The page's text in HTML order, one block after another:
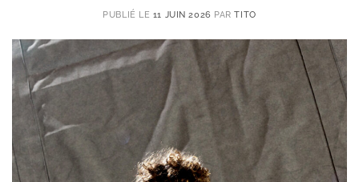
PUBLIÉ LE 11 JUIN 2026 PARTITO